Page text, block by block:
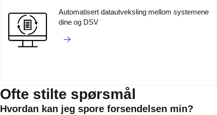
Automatisert datautveksling mellom systemene
dine og DSV
Ofte stilte spørsmål
Hvordan kan jeg spore forsendelsen min?